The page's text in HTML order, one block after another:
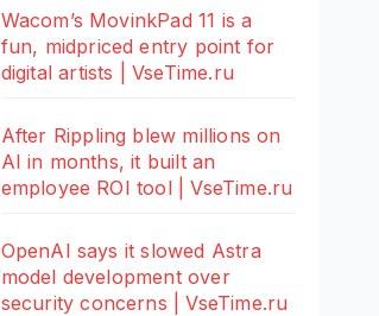
Wacom’s MovinkPad 11 is a
fun, midpriced entry point for
digital artists | VseTime.ru
After Rippling blew millions on
AI in months, it built an
employee ROI tool | VseTime.ru
OpenAI says it slowed Astra
model development over
security concerns | VseTime.ru